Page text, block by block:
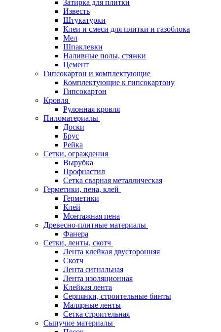
Затирка для плитки
Известь
Штукатурки
Клеи и смеси для плитки и газоблока
Мел
Шпаклевки
Наливные полы, стяжки
Цемент
Гипсокартон и комплектующие
Комплектующие к гипсокартону
Гипсокартон
Кровля
Рулонная кровля
Пиломатериалы
Доски
Брус
Рейка
Сетки, ограждения
Вырубка
Профнастил
Сетка сварная металлическая
Герметики, пена, клей
Герметики
Клей
Монтажная пена
Древесно-плитные материалы
Фанера
Сетки, ленты, скотч
Лента клейкая двусторонняя
Скотч
Лента сигнальная
Лента изоляционная
Клейкая лента
Серпянки, строительные бинты
Малярные ленты
Сетка строительная
Сыпучие материалы